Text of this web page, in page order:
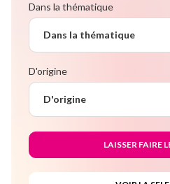
Dans la thématique
Dans la thématique
D'origine
D'origine